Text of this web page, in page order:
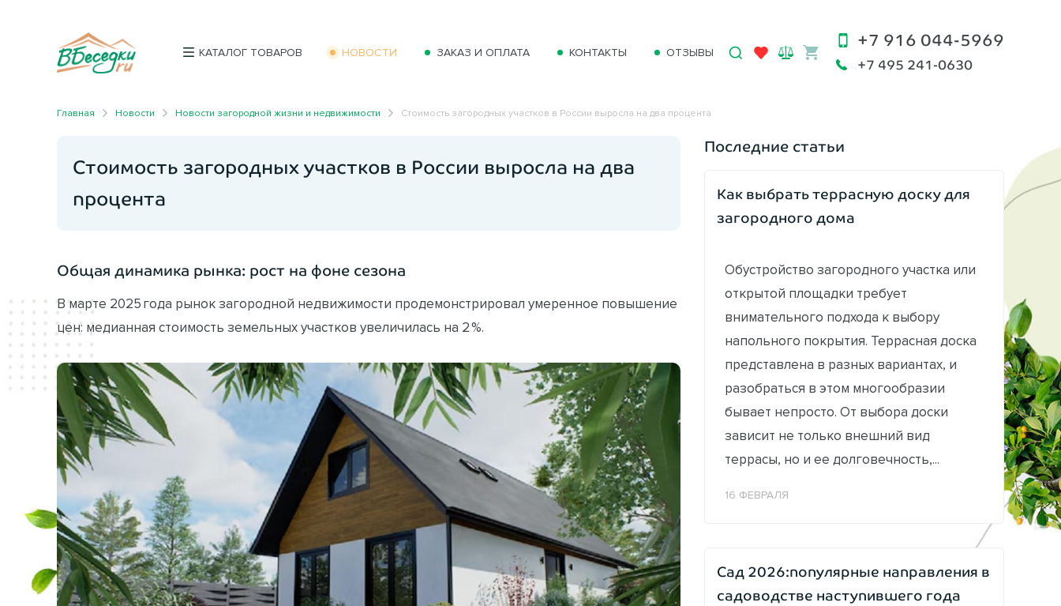
КАТАЛОГ ТОВАРОВ НОВОСТИ ЗАКАЗ И ОПЛАТА КОНТАКТЫ ОТЗЫВЫ
+7 916 044-5969
+7 495 241-0630
Главная Новости Новости загородной жизни и недвижимости Стоимость загородных участков в России выросла на два процента
Стоимость загородных участков в России выросла на два
процента
Общая динамика рынка: рост на фоне сезона
В марте 2025 года рынок загородной недвижимости продемонстрировал умеренное повышение
цен: медианная стоимость земельных участков увеличилась на 2 %.
Последние статьи
Как выбрать террасную доску для
загородного дома
Обустройство загородного участка или
открытой площадки требует
внимательного подхода к выбору
напольного покрытия. Террасная доска
представлена в разных вариантах, и
разобраться в этом многообразии
бывает непросто. От выбора доски
зависит не только внешний вид
террасы, но и ее долговечность,...
16 ФЕВРАЛЯ
Сад 2026:популярные направления в
садоводстве наступившего года